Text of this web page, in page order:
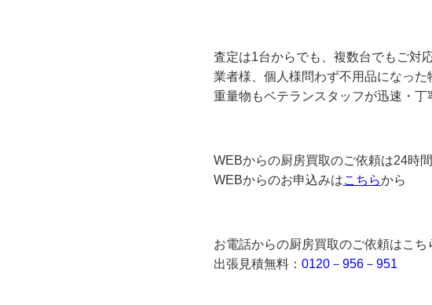
査定は1台からでも、複数台でもご対
業者様、個人様問わず不用品になっ
重量物もベテランスタッフが迅速・丁
WEBからの厨房買取のご依頼は24時間
WEBからのお申込みはこちらから
お電話からの厨房買取のご依頼はこち
出張見積無料： 0120－956－951